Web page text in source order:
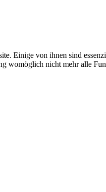
Einige von ihnen sind
womöglich nicht mehr alle